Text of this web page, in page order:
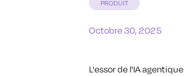
PRODUIT
Octobre 30, 2025
L'essor de l'IA